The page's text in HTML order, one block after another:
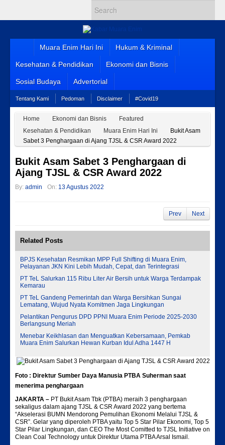
Muara Enim Hari Ini Hukum & Kriminal
Kesehatan & Pendidikan Ekonomi dan Bisnis
Sosial Budaya Advertorial
Tentang Kami Pedoman Disclaimer #Covid19
Home Ekonomi dan Bisnis
Featured
Kesehatan & Pendidikan
Muara Enim Hari Ini
Bukit Asam
Sabet 3 Penghargaan di Ajang TJSL & CSR Award 2022
Bukit Asam Sabet 3 Penghargaan di
Ajang TJSL & CSR Award 2022
By: admin On: 13 Agustus 2022
Prev Next
Related Posts
BPJS Kesehatan Resmikan MPP Full Shifting di Muara Enim,
Pelayanan JKN Kini Lebih Mudah, Cepat, dan Terintegrasi
PT TeL Salurkan 115 Ribu Liter Air Bersih untuk Warga Terdampak
Kemarau
PT TeL Gandeng Pemerintah dan Warga Bersihkan Sungai
Lematang, Wujud Nyata Komitmen Jaga Lingkungan
Pelantikan Pengurus DPD PPNI Muara Enim Periode 2025-2030
Berlangsung Meriah
Menebar Keikhlasan dan Menguatkan Kebersamaan, Pemkab
Muara Enim Salurkan Hewan Kurban Idul Adha 1447 H
Foto : Direktur Sumber Daya Manusia PTBA Suherman saat
menerima penghargaan
JAKARTA – PT Bukit Asam Tbk (PTBA) meraih 3 penghargaan
sekaligus dalam ajang TJSL & CSR Award 2022 yang bertema
“Akselerasi BUMN Mendorong Pemulihan Ekonomi Melalui TJSL &
CSR”. Gelar yang diperoleh PTBA yaitu Top 5 Star Pilar Ekonomi, Top 5
Star Pilar Lingkungan, dan CEO The Most Comitted to TJSL Initiative on
Clean Coal Technology untuk Direktur Utama PTBA Arsal Ismail.